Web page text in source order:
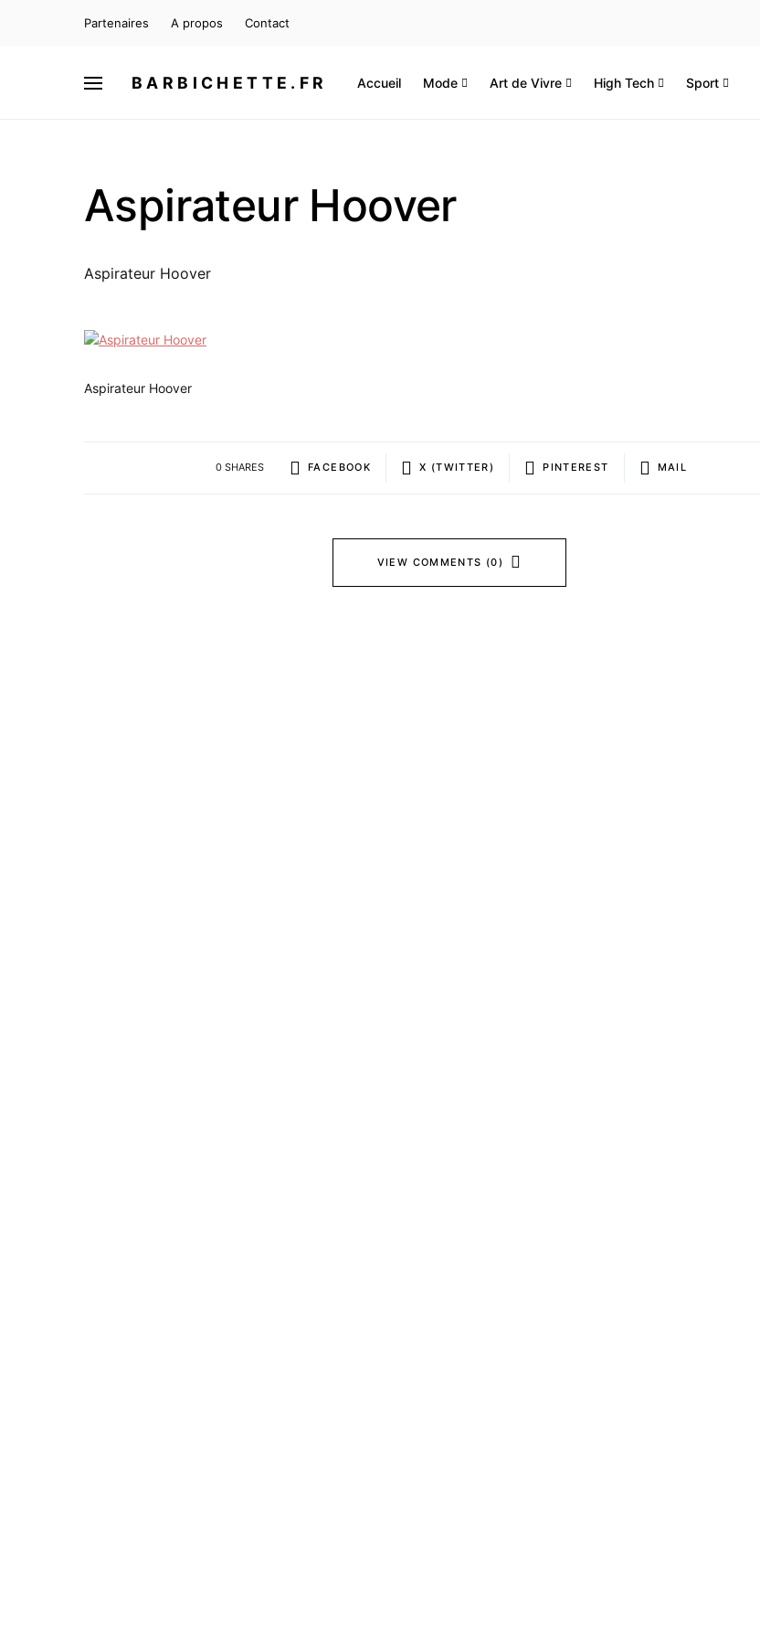
Partenaires A propos Contact
BARBICHETTE.FR Accueil Mode Art de Vivre High Tech Sport
Aspirateur Hoover
Aspirateur Hoover
Aspirateur Hoover
0 SHARES FACEBOOK X (TWITTER) PINTEREST MAIL
VIEW COMMENTS (0)